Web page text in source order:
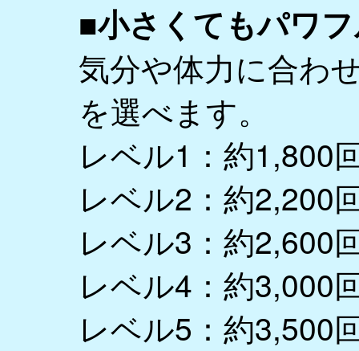
■小さくてもパワ
気分や体力に合わ
を選べます。
レベル1：約1,800
レベル2：約2,200
レベル3：約2,600
レベル4：約3,000
レベル5：約3,500